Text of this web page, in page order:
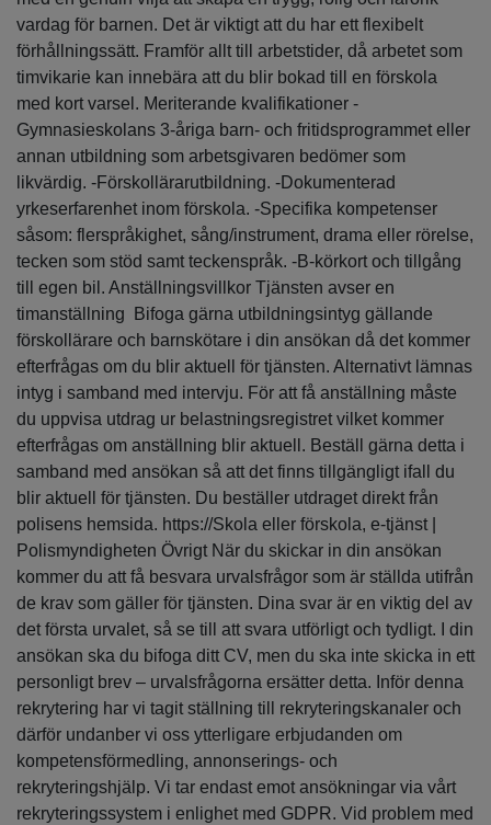
vardag för barnen. Det är viktigt att du har ett flexibelt
förhållningssätt. Framför allt till arbetstider, då arbetet som
timvikarie kan innebära att du blir bokad till en förskola
med kort varsel. Meriterande kvalifikationer -
Gymnasieskolans 3-åriga barn- och fritidsprogrammet eller
annan utbildning som arbetsgivaren bedömer som
likvärdig. -Förskollärarutbildning. -Dokumenterad
yrkeserfarenhet inom förskola. -Specifika kompetenser
såsom: flerspråkighet, sång/instrument, drama eller rörelse,
tecken som stöd samt teckenspråk. -B-körkort och tillgång
till egen bil. Anställningsvillkor Tjänsten avser en
timanställning Bifoga gärna utbildningsintyg gällande
förskollärare och barnskötare i din ansökan då det kommer
efterfrågas om du blir aktuell för tjänsten. Alternativt lämnas
intyg i samband med intervju. För att få anställning måste
du uppvisa utdrag ur belastningsregistret vilket kommer
efterfrågas om anställning blir aktuell. Beställ gärna detta i
samband med ansökan så att det finns tillgängligt ifall du
blir aktuell för tjänsten. Du beställer utdraget direkt från
polisens hemsida. https://Skola eller förskola, e-tjänst |
Polismyndigheten Övrigt När du skickar in din ansökan
kommer du att få besvara urvalsfrågor som är ställda utifrån
de krav som gäller för tjänsten. Dina svar är en viktig del av
det första urvalet, så se till att svara utförligt och tydligt. I din
ansökan ska du bifoga ditt CV, men du ska inte skicka in ett
personligt brev – urvalsfrågorna ersätter detta. Inför denna
rekrytering har vi tagit ställning till rekryteringskanaler och
därför undanber vi oss ytterligare erbjudanden om
kompetensförmedling, annonserings- och
rekryteringshjälp. Vi tar endast emot ansökningar via vårt
rekryteringssystem i enlighet med GDPR. Vid problem med